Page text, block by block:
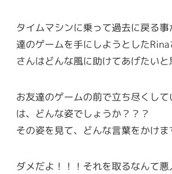
タイムマシンに乗って過去に戻る
達のゲームを手にしようとした
さんはどんな風に助けてあげたいと
お友達のゲームの前で立ち尽くし
は、どんな姿でしょうか？？？
その姿を見て、どんな言葉をかけま
ダメだよ！！！それを取るなんて